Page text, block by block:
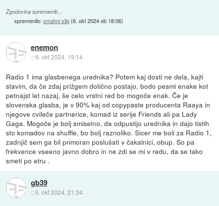
Zgodovina sprememb…
spremenilo:omahni slip(6. okt 2024 ob 18:06)
enemon
::6. okt 2024, 19:14
Radio 1 ima glasbenega urednika? Potem kaj dosti ne dela, kajti
stavim, da če zdaj prižgem dotično postajo, bodo pesmi enake kot
petnajst let nazaj, še celo vrstni red bo mogoče enak. Če je
slovenska glasba, je v 90% kaj od copypaste producenta Raaya in
njegove cvileče partnerice, komad iz serije Friends ali pa Lady
Gaga. Mogoče je bolj smiselno, da odpustijo urednika in dajo tistih
sto komadov na shuffle, bo bolj raznoliko. Sicer me boli za Radio 1,
zadnjič sem ga bil primoran poslušati v čakalnici, obup. So pa
frekvence vseeno javno dobro in ne zdi se mi v redu, da se tako
smeti po etru .
gb39
::6. okt 2024, 21:34